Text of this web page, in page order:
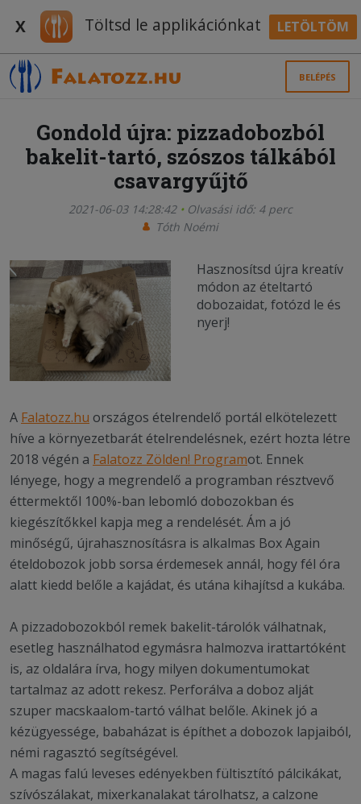
X Töltsd le applikációnkat LETÖLTÖM
BELÉPÉS
Gondold újra: pizzadobozból
bakelit-tartó, szószos tálkából
csavargyűjtő
2021-06-03 14:28:42
Olvasási idő: 4 perc
Tóth Noémi
Hasznosítsd újra kreatív
módon az ételtartó
dobozaidat, fotózd le és
nyerj!
A Falatozz.hu országos ételrendelő portál elkötelezett
híve a környezetbarát ételrendelésnek, ezért hozta létre
2018 végén a Falatozz Zölden! Programot. Ennek
lényege, hogy a megrendelő a programban résztvevő
éttermektől 100%-ban lebomló dobozokban és
kiegészítőkkel kapja meg a rendelését. Ám a jó
minőségű, újrahasznosításra is alkalmas Box Again
ételdobozok jobb sorsa érdemesek annál, hogy fél óra
alatt kiedd belőle a kajádat, és utána kihajítsd a kukába.
A pizzadobozokból remek bakelit-tárolók válhatnak,
esetleg használhatod egymásra halmozva irattartóként
is, az oldalára írva, hogy milyen dokumentumokat
tartalmaz az adott rekesz. Perforálva a doboz alját
szuper macskaalom-tartó válhat belőle. Akinek jó a
kézügyessége, babaházat is építhet a dobozok lapjaiból,
némi ragasztó segítségével.
A magas falú leveses edényekben fültisztító pálcikákat,
szívószálakat, mixerkanalakat tárolhatsz, a calzone